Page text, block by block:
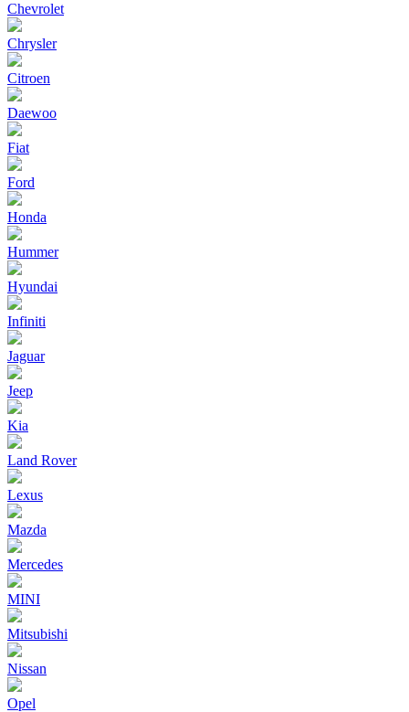
Chevrolet
Chrysler
Citroen
Daewoo
Fiat
Ford
Honda
Hummer
Hyundai
Infiniti
Jaguar
Jeep
Kia
Land Rover
Lexus
Mazda
Mercedes
MINI
Mitsubishi
Nissan
Opel